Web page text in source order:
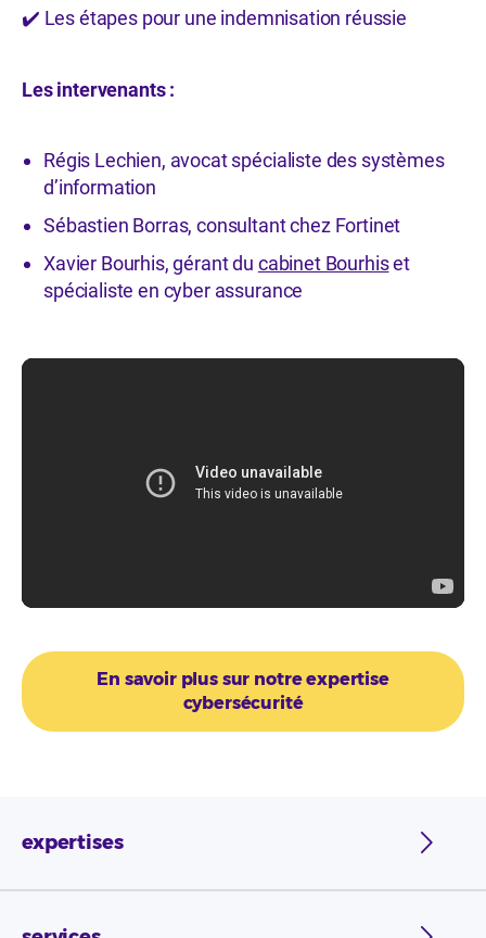
✔ ️ Les étapes pour une indemnisation réussie
Les intervenants :
Régis Lechien, avocat spécialiste des systèmes
d’information
Sébastien Borras, consultant chez Fortinet
Xavier Bourhis, gérant du cabinet Bourhiset
spécialiste en cyber assurance
En savoir plus sur notre expertise
cybersécurité
expertises